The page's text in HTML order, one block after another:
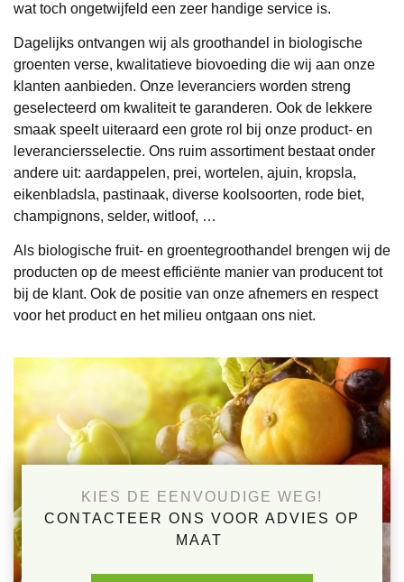
wat toch ongetwijfeld een zeer handige service is.
Dagelijks ontvangen wij als groothandel in biologische
groenten verse, kwalitatieve biovoeding die wij aan onze
klanten aanbieden. Onze leveranciers worden streng
geselecteerd om kwaliteit te garanderen. Ook de lekkere
smaak speelt uiteraard een grote rol bij onze product- en
leveranciersselectie. Ons ruim assortiment bestaat onder
andere uit: aardappelen, prei, wortelen, ajuin, kropsla,
eikenbladsla, pastinaak, diverse koolsoorten, rode biet,
champignons, selder, witloof, …
Als biologische fruit- en groentegroothandel brengen wij de
producten op de meest efficiënte manier van producent tot
bij de klant. Ook de positie van onze afnemers en respect
voor het product en het milieu ontgaan ons niet.
KIES DE EENVOUDIGE WEG!
CONTACTEER ONS VOOR ADVIES OP
MAAT